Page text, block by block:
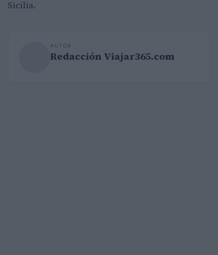
Sicilia.
AUTOR
Redacción Viajar365.com